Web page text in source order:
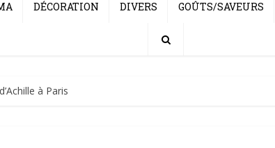
DÉCORATION DIVERS GOÛTS/SAVEURS
à Paris